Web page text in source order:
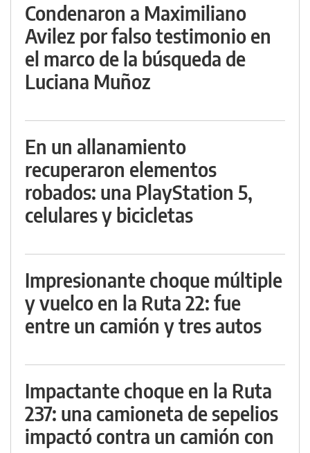
Condenaron a Maximiliano
Avilez por falso testimonio en
el marco de la búsqueda de
Luciana Muñoz
En un allanamiento
recuperaron elementos
robados: una PlayStation 5,
celulares y bicicletas
Impresionante choque múltiple
y vuelco en la Ruta 22: fue
entre un camión y tres autos
Impactante choque en la Ruta
237: una camioneta de sepelios
impactó contra un camión con